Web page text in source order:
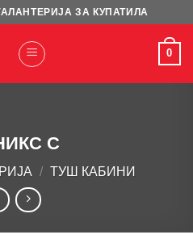
ЗА КУПАТИЛА
0
С
/ ТУШ КАБИНИ